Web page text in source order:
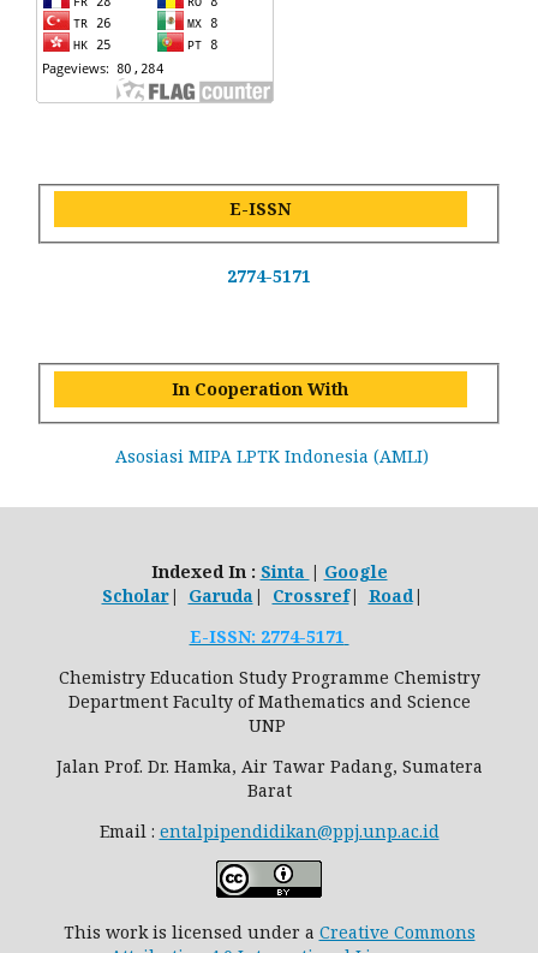
E-ISSN
2774-5171
In Cooperation With
Asosiasi MIPA LPTK Indonesia (AMLI)
Indexed In : Sinta | Google
Scholar| Garuda | Crossref| Road|
E-ISSN: 2774-5171
Chemistry Education Study Programme Chemistry
Department Faculty of Mathematics and Science
UNP
Jalan Prof. Dr. Hamka, Air Tawar Padang, Sumatera
Barat
Email : entalpipendidikan@ppj.unp.ac.id
This work is licensed under a Creative Commons